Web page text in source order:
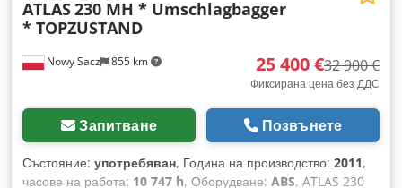
Nowy Sacz 855 km
ATLAS230 MH * Umschlagbagger
* TOPZUSTAND
25 400 €32 900 €
Фиксирана цена без ДДС
Запитване Позвънете
Състояние: употребяван, Година на производство: 2011,
часове на работа: 10 747 h, Оборудване: ABS, ATLAS 230